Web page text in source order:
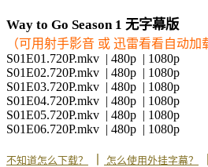
Way to Go Season 1 无字幕版
（可用射手影音 或 迅雷看看自动
S01E01.720P.mkv | 480p | 1080p
S01E02.720P.mkv | 480p | 1080p
S01E03.720P.mkv | 480p | 1080p
S01E04.720P.mkv | 480p | 1080p
S01E05.720P.mkv | 480p | 1080p
S01E06.720P.mkv | 480p | 1080p
不知道怎么下载？ 怎么使用外挂字幕？